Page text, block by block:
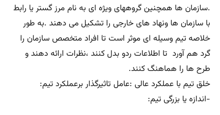
.سازمان ها همچنین گروههای ویژه ای به نام مرز گستر یا رابط
با سازمان ها ونهاد های خارجی را تشکیل می دهند .به طور
خلاصه تیم وسیله ای موثر است تا افراد متخصص سازمان را
گرد هم آورد تا اطلاعات ردو بدل کنند ،نظرات ارائه دهند و
طرح ها را هماهنگ کنند.
خلق تیم با عملکرد عالی :عامل تاثیرگذار برعملکرد تیم:
-اندازه یا بزرگی تیم: